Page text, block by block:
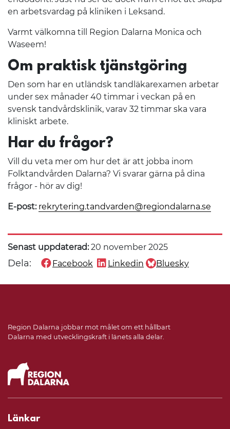
en arbetsvardag på kliniken i Leksand.
Varmt välkomna till Region Dalarna Monica och
Waseem!
Om praktisk tjänstgöring
Den som har en utländsk tandläkarexamen arbetar
under sex månader 40 timmar i veckan på en
svensk tandvårdsklinik, varav 32 timmar ska vara
kliniskt arbete.
Har du frågor?
Vill du veta mer om hur det är att jobba inom
Folktandvården Dalarna? Vi svarar gärna på dina
frågor - hör av dig!
E-post: rekrytering.tandvarden@regiondalarna.se
Senast uppdaterad:20 november 2025
Dela: Dela denna sida på
Facebook
Dela denna sida på
Linkedin
Dela denna sida på
Bluesky
Region Dalarna jobbar mot målet om ett hållbart
Dalarna med utvecklingskraft i länets alla delar.
Länkar